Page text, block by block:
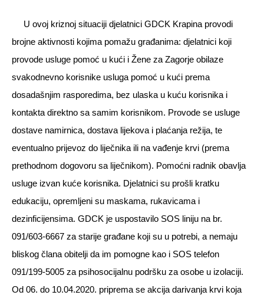
U ovoj kriznoj situaciji djelatnici GDCK Krapina provodi
brojne aktivnosti kojima pomažu građanima: djelatnici koji
provode usluge pomoć u kući i Žene za Zagorje obilaze
svakodnevno korisnike usluga pomoć u kući prema
dosadašnjim rasporedima, bez ulaska u kuću korisnika i
kontakta direktno sa samim korisnikom. Provode se usluge
dostave namirnica, dostava lijekova i plaćanja režija, te
eventualno prijevoz do liječnika ili na vađenje krvi (prema
prethodnom dogovoru sa liječnikom). Pomoćni radnik obavlja
usluge izvan kuće korisnika. Djelatnici su prošli kratku
edukaciju, opremljeni su maskama, rukavicama i
dezinficijensima. GDCK je uspostavilo SOS liniju na br.
091/603-6667 za starije građane koji su u potrebi, a nemaju
bliskog člana obitelji da im pomogne kao i SOS telefon
091/199-5005 za psihosocijalnu podršku za osobe u izolaciji.
Od 06. do 10.04.2020. priprema se akcija darivanja krvi koja